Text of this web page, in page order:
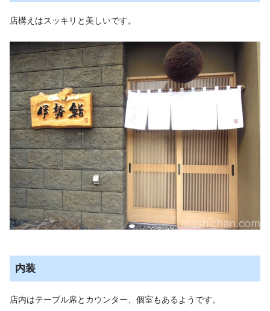
店構えはスッキリと美しいです。
内装
店内はテーブル席とカウンター、個室もあるようです。